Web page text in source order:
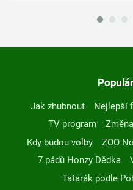
Jak zhubnout Nejlepší
TV program
Kdy budou volby
ZOO
7 pádů Honzy Dědka
Tatarák podle